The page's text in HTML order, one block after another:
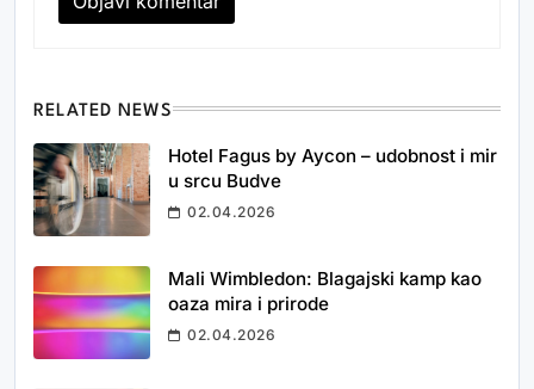
RELATED NEWS
Hotel Fagus by Aycon – udobnost i mir
u srcu Budve
02.04.2026
Mali Wimbledon: Blagajski kamp kao
oaza mira i prirode
02.04.2026